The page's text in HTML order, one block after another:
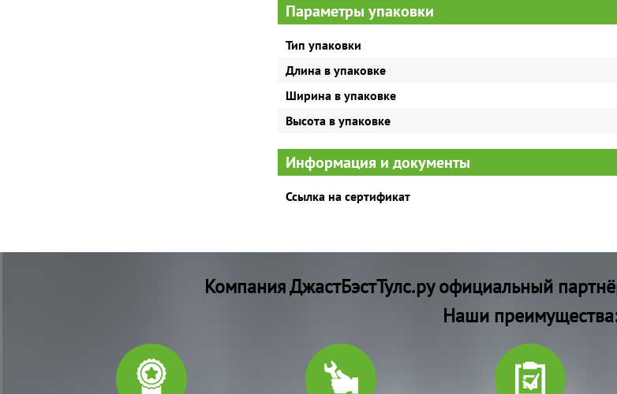
Параметры упаковки
Тип упаковки
Длина в упаковке
Ширина в упаковке
Высота в упаковке
Информация и документы
Ссылка на сертификат
Компания ДжастБэстТулс.ру официальный
Наши преимущества: